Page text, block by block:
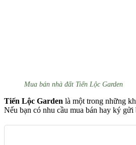
Mua bán nhà đất Tiến Lộc Garden
Tiến Lộc Garden là một trong những
Nếu bạn có nhu cầu mua bán hay ký